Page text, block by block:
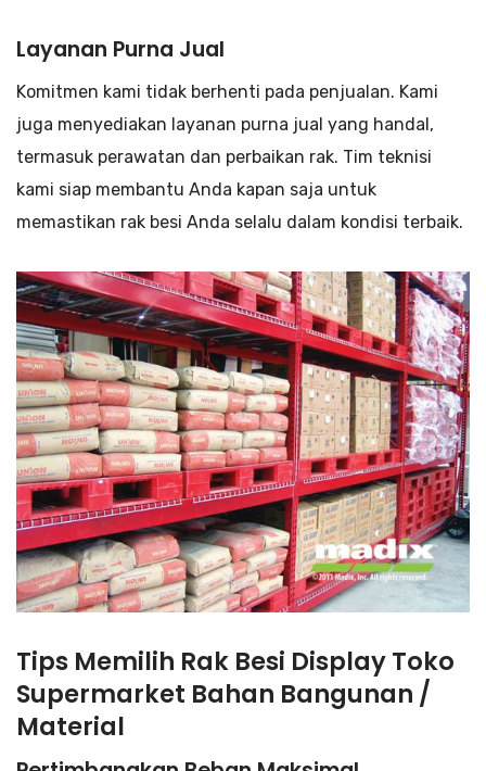
Layanan Purna Jual
Komitmen kami tidak berhenti pada penjualan. Kami
juga menyediakan layanan purna jual yang handal,
termasuk perawatan dan perbaikan rak. Tim teknisi
kami siap membantu Anda kapan saja untuk
memastikan rak besi Anda selalu dalam kondisi terbaik.
Tips Memilih Rak Besi Display Toko
Supermarket Bahan Bangunan /
Material